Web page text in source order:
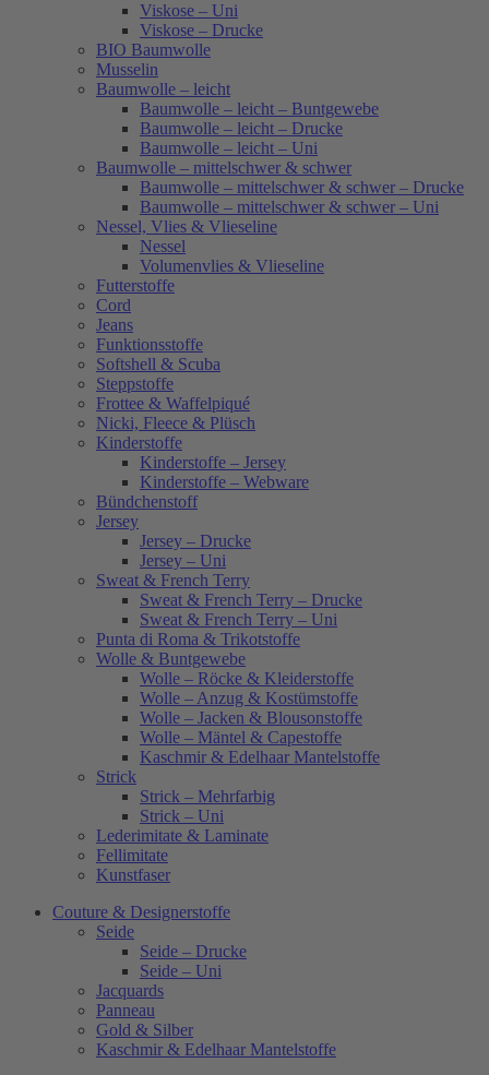
Viskose – Uni
Viskose – Drucke
BIO Baumwolle
Musselin
Baumwolle – leicht
Baumwolle – leicht – Buntgewebe
Baumwolle – leicht – Drucke
Baumwolle – leicht – Uni
Baumwolle – mittelschwer & schwer
Baumwolle – mittelschwer & schwer – Drucke
Baumwolle – mittelschwer & schwer – Uni
Nessel, Vlies & Vlieseline
Nessel
Volumenvlies & Vlieseline
Futterstoffe
Cord
Jeans
Funktionsstoffe
Softshell & Scuba
Steppstoffe
Frottee & Waffelpiqué
Nicki, Fleece & Plüsch
Kinderstoffe
Kinderstoffe – Jersey
Kinderstoffe – Webware
Bündchenstoff
Jersey
Jersey – Drucke
Jersey – Uni
Sweat & French Terry
Sweat & French Terry – Drucke
Sweat & French Terry – Uni
Punta di Roma & Trikotstoffe
Wolle & Buntgewebe
Wolle – Röcke & Kleiderstoffe
Wolle – Anzug & Kostümstoffe
Wolle – Jacken & Blousonstoffe
Wolle – Mäntel & Capestoffe
Kaschmir & Edelhaar Mantelstoffe
Strick
Strick – Mehrfarbig
Strick – Uni
Lederimitate & Laminate
Fellimitate
Kunstfaser
Couture & Designerstoffe
Seide
Seide – Drucke
Seide – Uni
Jacquards
Panneau
Gold & Silber
Kaschmir & Edelhaar Mantelstoffe